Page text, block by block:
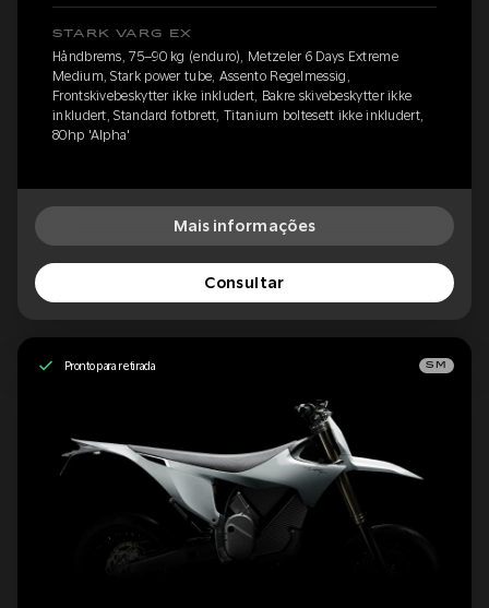
STARK VARG EX
Håndbrems, 75–90 kg (enduro), Metzeler 6 Days Extreme
Medium, Stark power tube, Assento Regelmessig,
Frontskivebeskytter ikke inkludert, Bakre skivebeskytter ikke
inkludert, Standard fotbrett, Titanium boltesett ikke inkludert,
80hp 'Alpha'
Mais informações
Consultar
Pronto para retirada SM